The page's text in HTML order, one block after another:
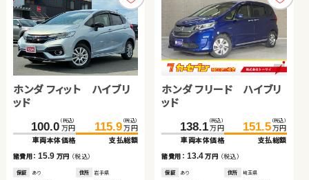
ホンダ フィット ハイブリ
ッド
100.0 （税込）
万円
車両本体価格
115.9 （税込）
万円
支払総額
諸費用：15.9 万円 （税込）
保証 あり 住所 岩手県
ホンダ フリード ハイブリ
ッド
138.1 （税込）
万円
車両本体価格
151.5 （税込）
万円
支払総額
諸費用： 13.4万円 （税込）
保証 あり 住所 埼玉県
トヨタ ヴォクシー
119.3（税込）
万円
127.7 （税込）
万円
諸費用：8.4 万円（税込）
なし 岡山県
年式 2016年 走行
排気 2,000 整備 法定整備付
ホンダ Ｎ ＢＯＸ
146.0（税込）
万円
149.0 （税込）
万円
支払総額
諸費用：3.0万円 （税込）
2020 年 59,000km
660cc 法定整備付
見積もり・在庫確認
スバル フォレスター
242.7 （税込）
万円
車両本体価格
250.8 （税込）
万円
支払総額
諸費用：8.1万円（税込）
保証 なし 住所 岡山県
ダイハツ タント
64.6 （税込）
万円
車両本体価格
69.8 （税込）
万円
支払総額
諸費用： 5.2万円（税込）
保証 あり 住所 青森県